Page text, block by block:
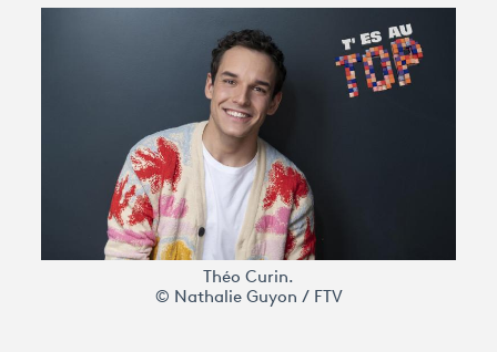
Théo Curin.
© Nathalie Guyon / FTV